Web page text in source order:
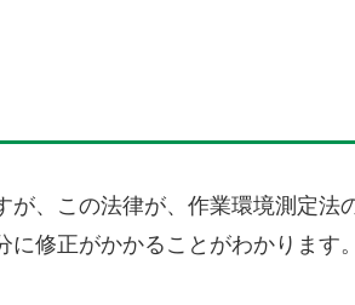
、この法律が、作業環境測定法
修正がかかることがわかります。